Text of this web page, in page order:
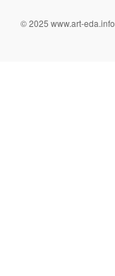
© 2025 www.art-eda.info